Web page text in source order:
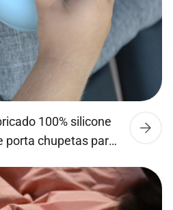
100% silicone
porta chupetas para
de passeio ou
de transportar